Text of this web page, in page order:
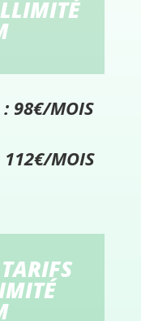
: 98€/MOIS
112€/MOIS